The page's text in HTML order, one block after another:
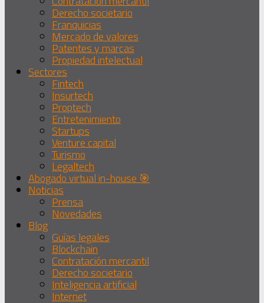
Derecho societario
Franquicias
Mercado de valores
Patentes y marcas
Propiedad intelectual
Sectores
Fintech
Insurtech
Proptech
Entretenimiento
Startups
Venture capital
Turismo
Legaltech
Abogado virtual in-house 🎯
Noticias
Prensa
Novedades
Blog
Guías legales
Blockchain
Contratación mercantil
Derecho societario
Inteligencia artificial
Internet